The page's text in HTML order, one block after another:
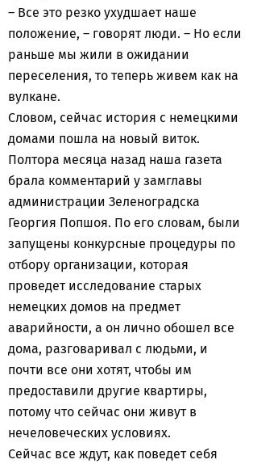
– Все это резко ухудшает наше
положение, – говорят люди. – Но если
раньше мы жили в ожидании
переселения, то теперь живем как на
вулкане.
Словом, сейчас история с немецкими
домами пошла на новый виток.
Полтора месяца назад наша газета
брала комментарий у замглавы
администрации Зеленоградска
Георгия Попшоя. По его словам, были
запущены конкурсные процедуры по
отбору организации, которая
проведет исследование старых
немецких домов на предмет
аварийности, а он лично обошел все
дома, разговаривал с людьми, и
почти все они хотят, чтобы им
предоставили другие квартиры,
потому что сейчас они живут в
нечеловеческих условиях.
Сейчас все ждут, как поведет себя